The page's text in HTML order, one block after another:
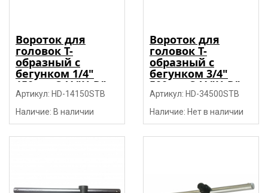
Вороток для
головок Т-
образный с
бегунком 1/4"
150мм CrV "H-D"
Артикул: HD-14150STB
Наличие: В наличии
Вороток для
головок Т-
образный с
бегунком 3/4"
500мм CrV "H-D"
Артикул: HD-34500STB
Наличие: Нет в наличии